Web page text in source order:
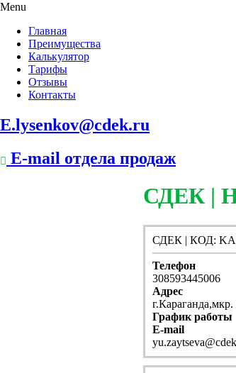
Menu
Главная
Преимущества
Калькулятор
Тарифы
Отзывы
Контакты
E.lysenkov@cdek.ru
E-mail отдела продаж
СДЕК |
СДЕК | КОД:
Телефон
308593445006
Адрес
График работы
E-mail